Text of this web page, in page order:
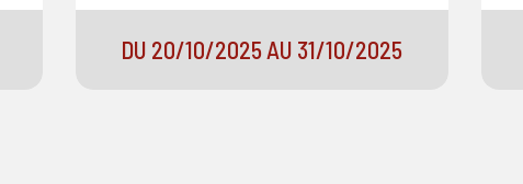
DU 20/10/2025 AU 31/10/2025